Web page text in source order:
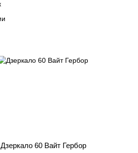
Дзеркало 60 Вайт Гербор